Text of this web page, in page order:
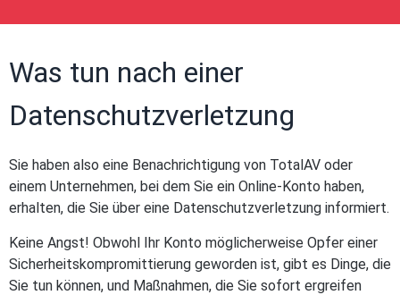
Was tun nach einer
Datenschutzverletzung
Sie haben also eine Benachrichtigung von TotalAV oder
einem Unternehmen, bei dem Sie ein Online-Konto haben,
erhalten, die Sie über eine Datenschutzverletzung informiert.
Keine Angst! Obwohl Ihr Konto möglicherweise Opfer einer
Sicherheitskompromittierung geworden ist, gibt es Dinge, die
Sie tun können, und Maßnahmen, die Sie sofort ergreifen